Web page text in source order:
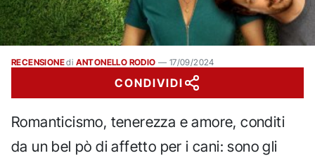
RECENSIONEdi ANTONELLO RODIO — 17/09/2024
CONDIVIDI
Romanticismo, tenerezza e amore, conditi
da un bel pò di affetto per i cani: sono gli